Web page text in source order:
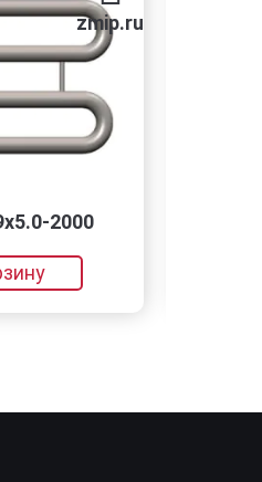
zmip.ru